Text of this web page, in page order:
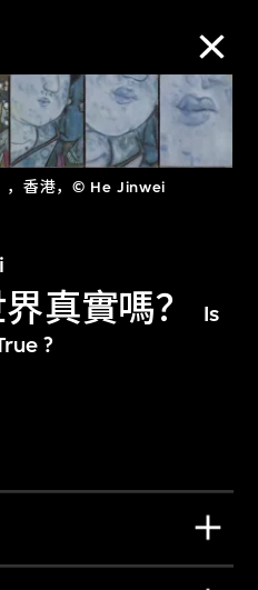
，香港，© He Jinwei
真實嗎？
Is
?
品